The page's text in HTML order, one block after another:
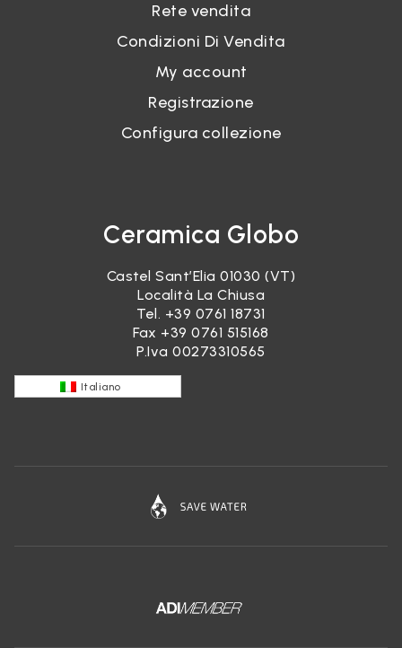
Rete vendita
Condizioni Di Vendita
My account
Registrazione
Configura collezione
Ceramica Globo
Castel Sant’Elia 01030 (VT)
Località La Chiusa
Tel. +39 0761 18731
Fax +39 0761 515168
P.Iva 00273310565
Italiano